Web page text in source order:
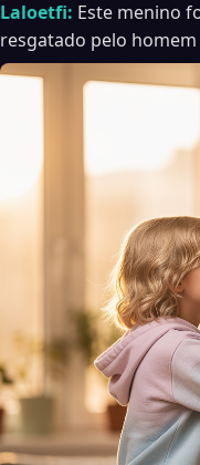
Laloetfi: Este menino
resgatado pelo